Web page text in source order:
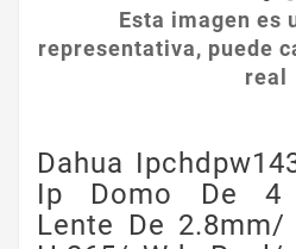
Esta imagen es
representativa, puede
real
Dahua
Ip Domo De 4
Lente De